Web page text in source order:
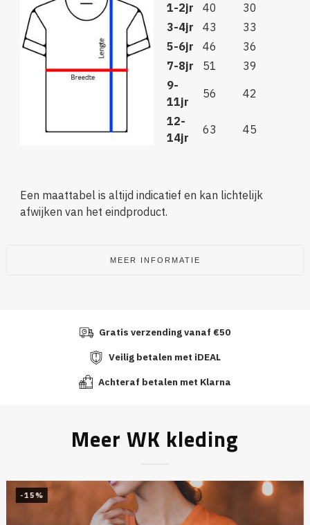
1-2jr 40
30
3-4jr
43
33
5-6jr
46
36
7-8jr
51
39
9-
11jr
56
42
12-
14jr
63 45
Een maattabel is altijd indicatief en kan lichtelijk
afwijken van het eindproduct.
MEER INFORMATIE
Gratis verzending vanaf €50
Veilig betalen met iDEAL
Achteraf betalen met Klarna
Meer WK kleding
-15%